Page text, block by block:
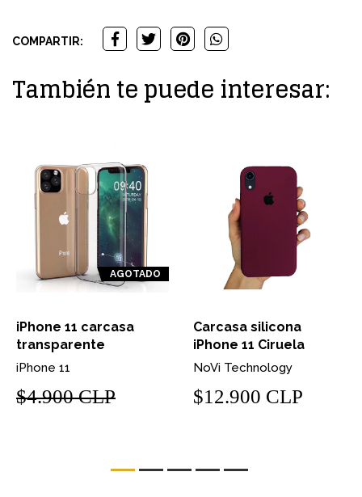
COMPARTIR:
También te puede interesar:
AGOTADO
iPhone 11 carcasa
transparente
iPhone 11
$4.900 CLP
Carcasa silicona
iPhone 11 Ciruela
NoVi Technology
$12.900 CLP